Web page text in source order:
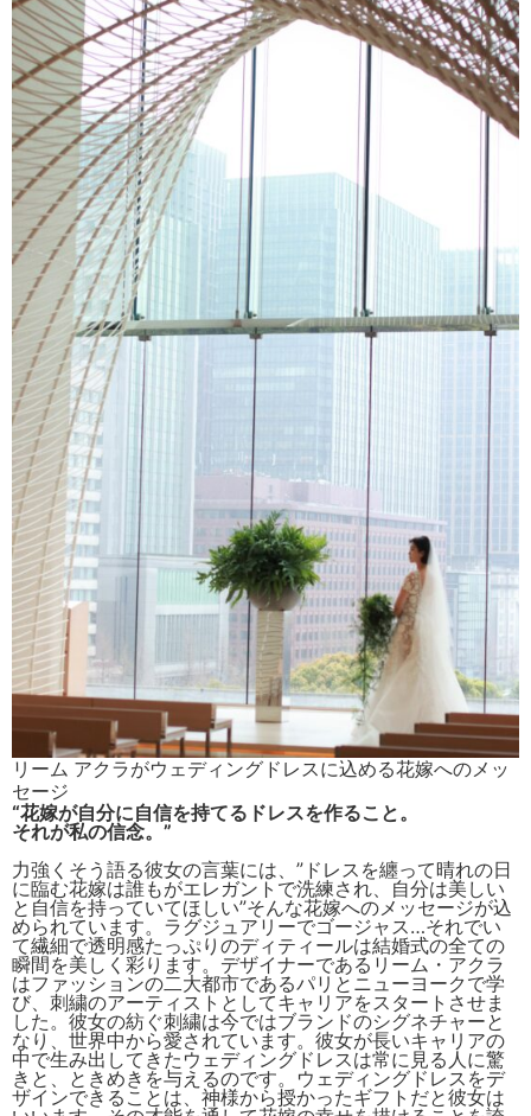
リーム アクラがウェディングドレスに込める花嫁へのメッ
セージ
“花嫁が自分に自信を持てるドレスを作ること。
それが私の信念。”
力強くそう語る彼女の言葉には、”ドレスを纏って晴れの日
に臨む花嫁は誰もがエレガントで洗練され、自分は美しい
と自信を持っていてほしい”そんな花嫁へのメッセージが込
められています。ラグジュアリーでゴージャス…それでい
て繊細で透明感たっぷりのディティールは結婚式の全ての
瞬間を美しく彩ります。デザイナーであるリーム・アクラ
はファッションの二大都市であるパリとニューヨークで学
び、刺繍のアーティストとしてキャリアをスタートさせま
した。彼女の紡ぐ刺繍は今ではブランドのシグネチャーと
なり、世界中から愛されています。彼女が長いキャリアの
中で生み出してきたウェディングドレスは常に見る人に驚
きと、ときめきを与えるのです。ウェディングドレスをデ
ザインできることは、神様から授かったギフトだと彼女は